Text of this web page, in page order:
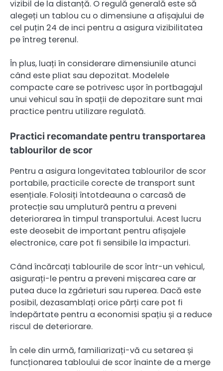
vizibil de la distanță. O regulă generală este să
alegeți un tablou cu o dimensiune a afișajului de
cel puțin 24 de inci pentru a asigura vizibilitatea
pe întreg terenul.
În plus, luați în considerare dimensiunile atunci
când este pliat sau depozitat. Modelele
compacte care se potrivesc ușor în portbagajul
unui vehicul sau în spații de depozitare sunt mai
practice pentru utilizare regulată.
Practici recomandate pentru transportarea
tablourilor de scor
Pentru a asigura longevitatea tablourilor de scor
portabile, practicile corecte de transport sunt
esențiale. Folosiți întotdeauna o carcasă de
protecție sau umplutură pentru a preveni
deteriorarea în timpul transportului. Acest lucru
este deosebit de important pentru afișajele
electronice, care pot fi sensibile la impacturi.
Când încărcați tablourile de scor într-un vehicul,
asigurați-le pentru a preveni mișcarea care ar
putea duce la zgârieturi sau ruperea. Dacă este
posibil, dezasamblați orice părți care pot fi
îndepărtate pentru a economisi spațiu și a reduce
riscul de deteriorare.
În cele din urmă, familiarizați-vă cu setarea și
funcționarea tabloului de scor înainte de a merge